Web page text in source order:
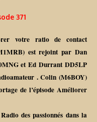
371
votre ratio de contact
est rejoint par Dan
et Ed Durrant DD5LP
. Colin (M6BOY)
de l’épisode Améliorer
des passionnés dans la